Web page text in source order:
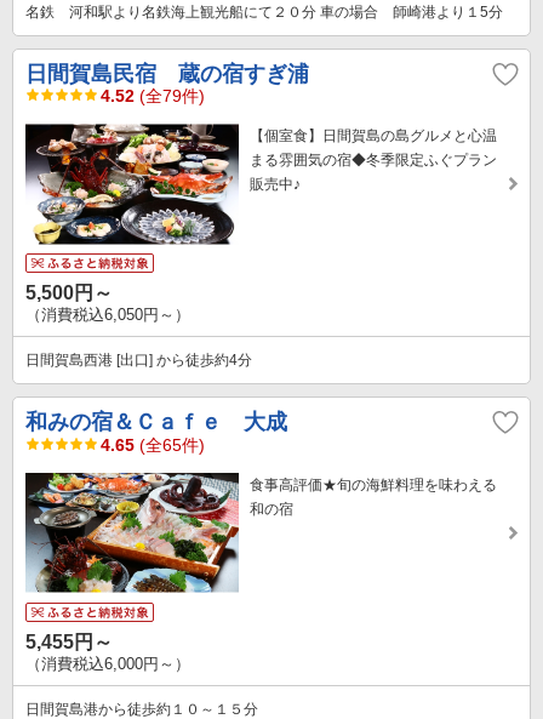
名鉄 河和駅より名鉄海上観光船にて２０分 車の場合 師崎港より１5分
日間賀島民宿 蔵の宿すぎ浦
4.52 (全79件)
【個室食】日間賀島の島グルメと心温
まる雰囲気の宿◆冬季限定ふぐプラン
販売中♪
5,500円～
（消費税込6,050円～）
日間賀島西港 [出口] から徒歩約4分
和みの宿＆Ｃａｆｅ 大成
4.65 (全65件)
食事高評価★旬の海鮮料理を味わえる
和の宿
5,455円～
（消費税込6,000円～）
日間賀島港から徒歩約１０～１５分